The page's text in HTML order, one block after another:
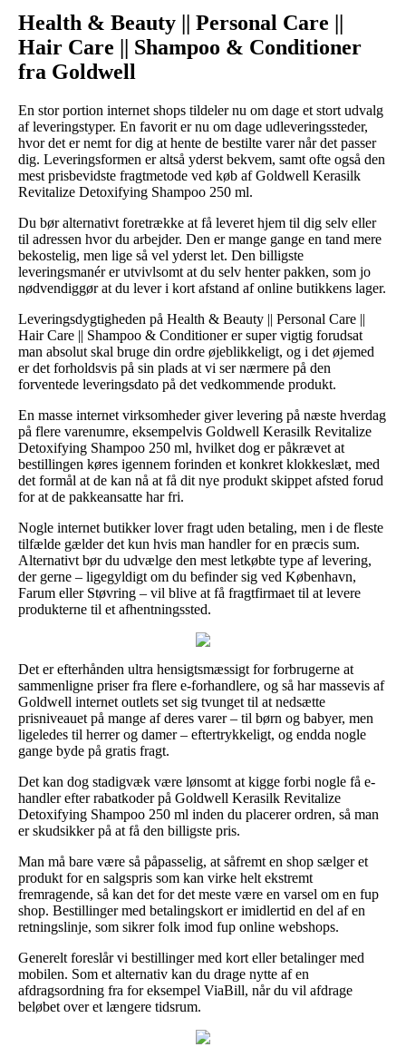
Health & Beauty || Personal Care ||
Hair Care || Shampoo & Conditioner
fra Goldwell
En stor portion internet shops tildeler nu om dage et stort udvalg
af leveringstyper. En favorit er nu om dage udleveringssteder,
hvor det er nemt for dig at hente de bestilte varer når det passer
dig. Leveringsformen er altså yderst bekvem, samt ofte også den
mest prisbevidste fragtmetode ved køb af Goldwell Kerasilk
Revitalize Detoxifying Shampoo 250 ml.
Du bør alternativt foretrække at få leveret hjem til dig selv eller
til adressen hvor du arbejder. Den er mange gange en tand mere
bekostelig, men lige så vel yderst let. Den billigste
leveringsmanér er utvivlsomt at du selv henter pakken, som jo
nødvendiggør at du lever i kort afstand af online butikkens lager.
Leveringsdygtigheden på Health & Beauty || Personal Care ||
Hair Care || Shampoo & Conditioner er super vigtig forudsat
man absolut skal bruge din ordre øjeblikkeligt, og i det øjemed
er det forholdsvis på sin plads at vi ser nærmere på den
forventede leveringsdato på det vedkommende produkt.
En masse internet virksomheder giver levering på næste hverdag
på flere varenumre, eksempelvis Goldwell Kerasilk Revitalize
Detoxifying Shampoo 250 ml, hvilket dog er påkrævet at
bestillingen køres igennem forinden et konkret klokkeslæt, med
det formål at de kan nå at få dit nye produkt skippet afsted forud
for at de pakkeansatte har fri.
Nogle internet butikker lover fragt uden betaling, men i de fleste
tilfælde gælder det kun hvis man handler for en præcis sum.
Alternativt bør du udvælge den mest letkøbte type af levering,
der gerne – ligegyldigt om du befinder sig ved København,
Farum eller Støvring – vil blive at få fragtfirmaet til at levere
produkterne til et afhentningssted.
Det er efterhånden ultra hensigtsmæssigt for forbrugerne at
sammenligne priser fra flere e-forhandlere, og så har massevis af
Goldwell internet outlets set sig tvunget til at nedsætte
prisniveauet på mange af deres varer – til børn og babyer, men
ligeledes til herrer og damer – eftertrykkeligt, og endda nogle
gange byde på gratis fragt.
Det kan dog stadigvæk være lønsomt at kigge forbi nogle få e-
handler efter rabatkoder på Goldwell Kerasilk Revitalize
Detoxifying Shampoo 250 ml inden du placerer ordren, så man
er skudsikker på at få den billigste pris.
Man må bare være så påpasselig, at såfremt en shop sælger et
produkt for en salgspris som kan virke helt ekstremt
fremragende, så kan det for det meste være en varsel om en fup
shop. Bestillinger med betalingskort er imidlertid en del af en
retningslinje, som sikrer folk imod fup online webshops.
Generelt foreslår vi bestillinger med kort eller betalinger med
mobilen. Som et alternativ kan du drage nytte af en
afdragsordning fra for eksempel ViaBill, når du vil afdrage
beløbet over et længere tidsrum.